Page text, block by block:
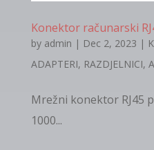
Konektor računarski
by admin | Dec 2, 2023 |
ADAPTERI, RAZDJELNICI,
Mrežni konektor RJ45
1000...